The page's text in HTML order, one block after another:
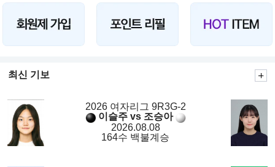
최신 기보
2026 여자리그 9R3G-2
이슬주 vs 조승아
2026.08.08
164수 백불계승